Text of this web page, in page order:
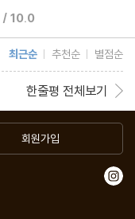
/ 10.0
최근순 추천순 별점순
한줄평 전체보기
회원가입